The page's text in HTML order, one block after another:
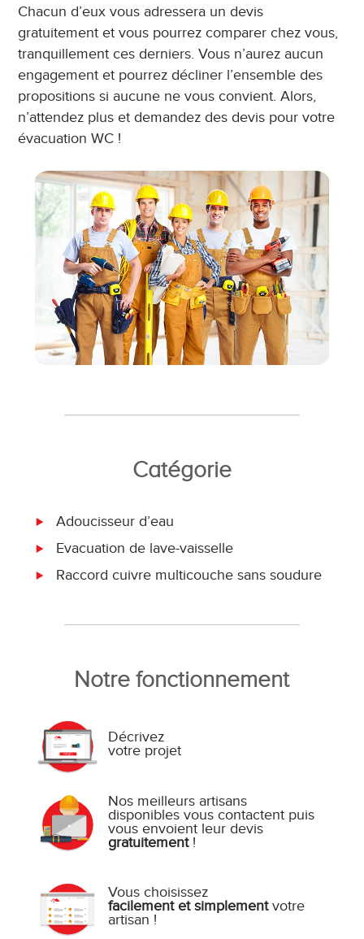
Chacun d’eux vous adressera un devis
gratuitement et vous pourrez comparer chez vous,
tranquillement ces derniers. Vous n’aurez aucun
engagement et pourrez décliner l’ensemble des
propositions si aucune ne vous convient. Alors,
n’attendez plus et demandez des devis pour votre
évacuation WC !
Catégorie
Adoucisseur d’eau
Evacuation de lave-vaisselle
Raccord cuivre multicouche sans soudure
Notre fonctionnement
Décrivez
votre projet
Nos meilleurs artisans
disponibles vous contactent puis
vous envoient leur devis
gratuitement!
Vous choisissez
facilement et simplementvotre
artisan !